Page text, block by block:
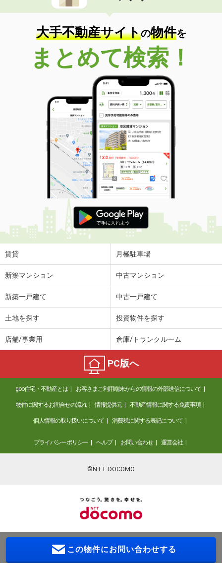
大手不動産サイトの物件を
まとめて検索！
賃貸 月極駐車場
新築マンション 中古マンション
新築一戸建て 中古一戸建て
土地を探す 投資物件を探す
店舗/事業用 倉庫/トランクルーム
PC版へ
goo住宅・不動産とは お客さまご利用端末からの情報の外部送信について
物件に関するお問合せの流れ 情報提供元 不動産情報に関する免責事項
個人情報の取り扱いについて 消費税に関する表記について
プライバシーポリシー ヘルプ お問い合わせ 運営会社
©NTT DOCOMO
この物件にお問い合わせする